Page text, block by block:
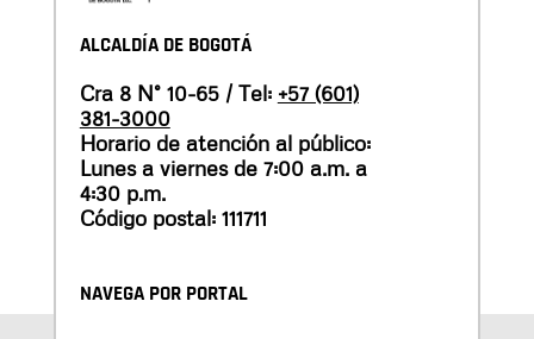
ALCALDÍA DE BOGOTÁ
Cra 8 N° 10-65 / Tel: +57 (601)
381-3000
Horario de atención al público:
Lunes a viernes de 7:00 a.m. a
4:30 p.m.
Código postal: 111711
NAVEGA POR PORTAL